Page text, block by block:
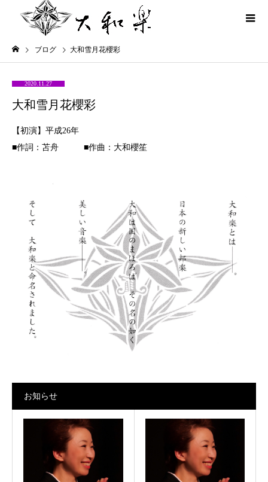
ブログ 大和雪月花櫻彩
2020.11.27
大和雪月花櫻彩
【初演】平成26年
■作詞：苫舟 ■作曲：大和櫻笙
お知らせ